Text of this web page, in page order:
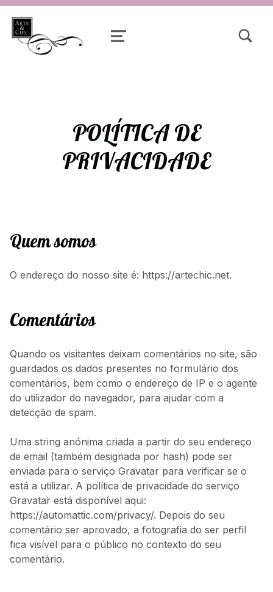
MENU
POLÍTICA DE
PRIVACIDADE
Quem somos
O endereço do nosso site é: https://artechic.net.
Comentários
Quando os visitantes deixam comentários no site, são
guardados os dados presentes no formulário dos
comentários, bem como o endereço de IP e o agente
do utilizador do navegador, para ajudar com a
detecção de spam.
Uma string anónima criada a partir do seu endereço
de email (também designada por hash) pode ser
enviada para o serviço Gravatar para verificar se o
está a utilizar. A política de privacidade do serviço
Gravatar está disponível aqui:
https://automattic.com/privacy/. Depois do seu
comentário ser aprovado, a fotografia do ser perfil
fica visível para o público no contexto do seu
comentário.